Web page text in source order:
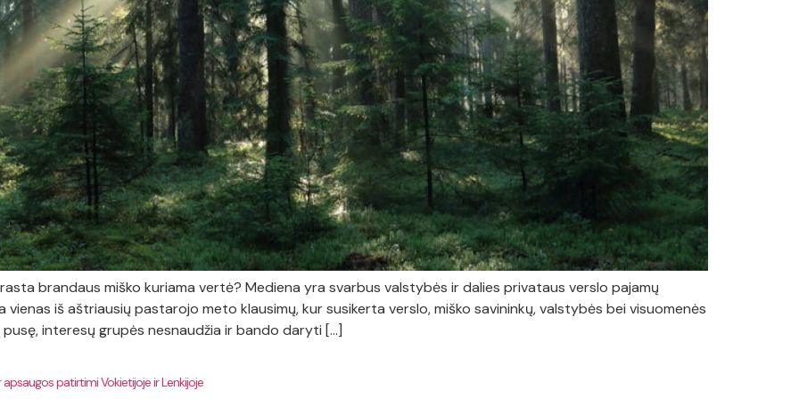
brandaus miško kuriama vertė? Mediena yra svarbus valstybės ir dalies privataus verslo pajamų
iš aštriausių pastarojo meto klausimų, kur susikerta verslo, miško savininkų, valstybės bei visuomenės
interesų grupės nesnaudžia ir bando daryti […]
patirtimi Vokietijoje ir Lenkijoje